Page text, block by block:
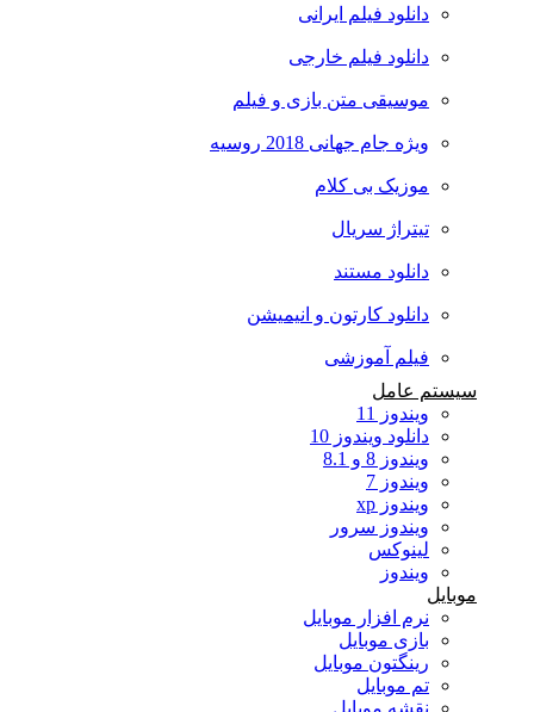
دانلود فیلم ایرانی
دانلود فیلم خارجی
موسیقی متن بازی و فیلم
ویژه جام جهانی 2018 روسیه
موزیک بی کلام
تیتراژ سریال
دانلود مستند
دانلود کارتون و انیمیشن
فیلم آموزشی
سیستم عامل
ویندوز 11
دانلود ویندوز 10
ویندوز 8 و 8.1
ویندوز 7
ویندوز xp
ویندوز سرور
لینوکس
ویندوز
موبایل
نرم افزار موبایل
بازی موبایل
رینگتون موبایل
تم موبایل
نقشه موبایل